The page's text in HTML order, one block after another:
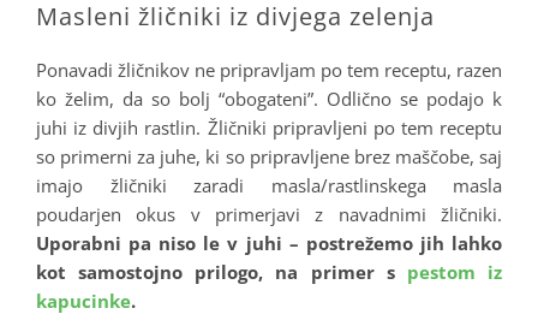
Masleni žličniki iz divjega zelenja
Ponavadi žličnikov ne pripravljam po tem receptu, razen
ko želim, da so bolj “obogateni”. Odlično se podajo k
juhi iz divjih rastlin. Žličniki pripravljeni po tem receptu
so primerni za juhe, ki so pripravljene brez maščobe, saj
imajo žličniki zaradi masla/rastlinskega masla
poudarjen okus v primerjavi z navadnimi žličniki.
Uporabni pa niso le v juhi – postrežemo jih lahko
kot samostojno prilogo, na primer s pestom iz
kapucinke.